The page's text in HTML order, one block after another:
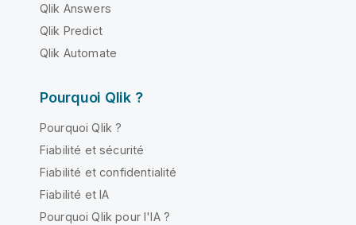
Qlik Answers
Qlik Predict
Qlik Automate
Pourquoi Qlik ?
Pourquoi Qlik ?
Fiabilité et sécurité
Fiabilité et confidentialité
Fiabilité et IA
Pourquoi Qlik pour l'IA ?